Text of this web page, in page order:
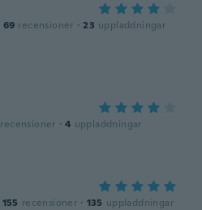
69 recensioner · 23 uppladdningar
recensioner · 4 uppladdningar
155 recensioner · 135 uppladdningar